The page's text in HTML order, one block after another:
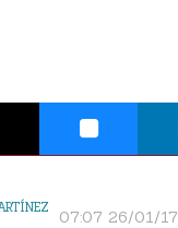
07:07 26/01/17